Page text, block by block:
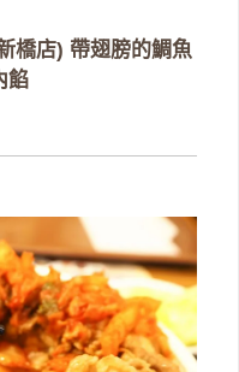
橋店) 帶翅膀的鯛魚
餡